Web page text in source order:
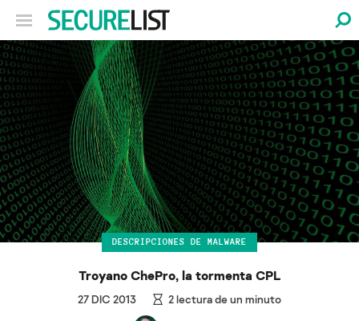
DESCRIPCIONES DE MALWARE
Troyano ChePro, la tormenta CPL
27 DIC 2013 2lectura de un minuto